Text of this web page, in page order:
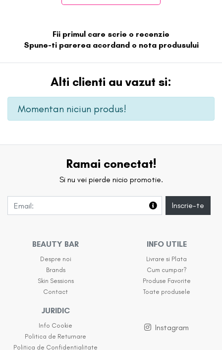
Fii primul care scrie o recenzie
Spune-ti parerea acordand o nota produsului
Alti clienti au vazut si:
Momentan niciun produs!
Ramai conectat!
Si nu vei pierde nicio promotie.
Inscrie-te
BEAUTY BAR
Despre noi
Brands
Skin Sessions
Contact
INFO UTILE
Livrare si Plata
Cum cumpar?
Produse Favorite
Toate produsele
JURIDIC
Info Cookie
Politica de Returnare
Politica de Confidentialitate
Instagram